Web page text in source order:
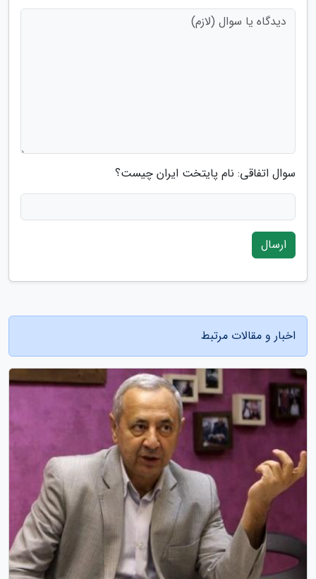
سوال اتفاقی: نام پایتخت ایران چیست؟
ارسال
اخبار و مقالات مرتبط